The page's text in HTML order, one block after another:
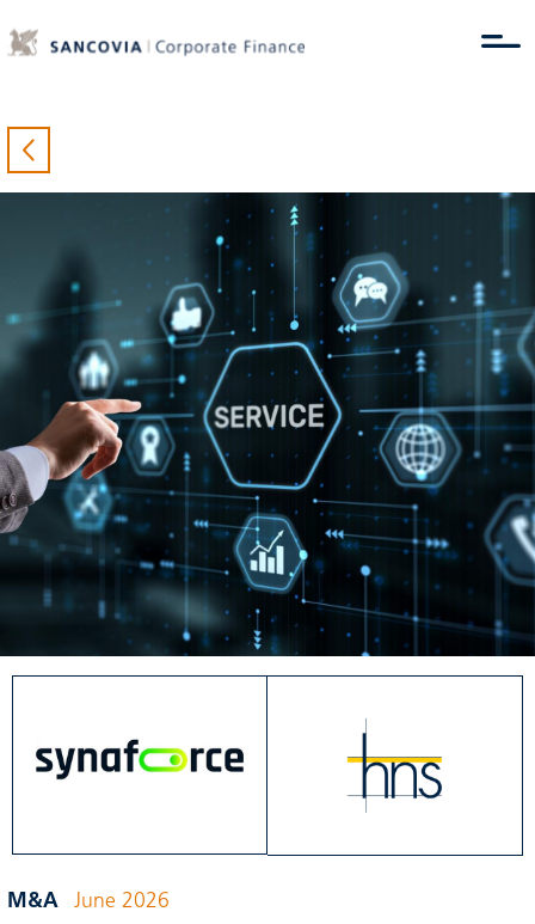
M&A June 2026